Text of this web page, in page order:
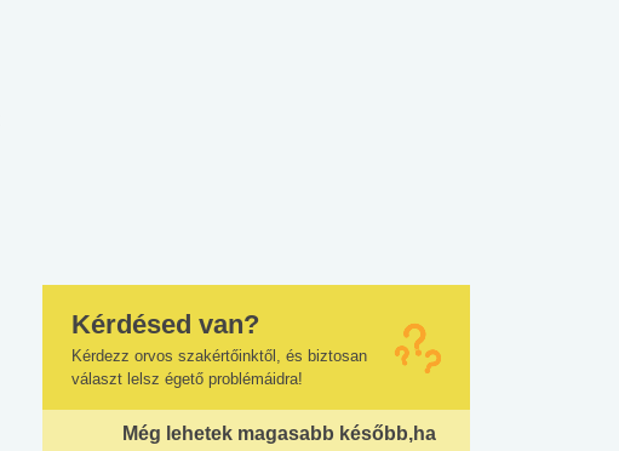
Kérdésed van?
Kérdezz orvos szakértőinktől, és biztosan
választ lelsz égető problémáidra!
Még lehetek magasabb később,ha